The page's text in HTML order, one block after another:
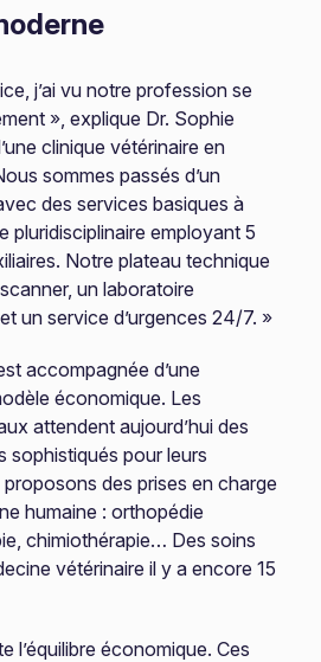
j’ai vu notre profession se
», explique Dr. Sophie
clinique vétérinaire en
sommes passés d’un
des services basiques à
pluridisciplinaire employant 5
Notre plateau technique
un laboratoire
un service d’urgences 24/7. »
accompagnée d’une
économique. Les
attendent aujourd’hui des
sophistiqués pour leurs
des prises en charge
humaine : orthopédie
chimiothérapie… Des soins
vétérinaire il y a encore 15
l’équilibre économique. Ces